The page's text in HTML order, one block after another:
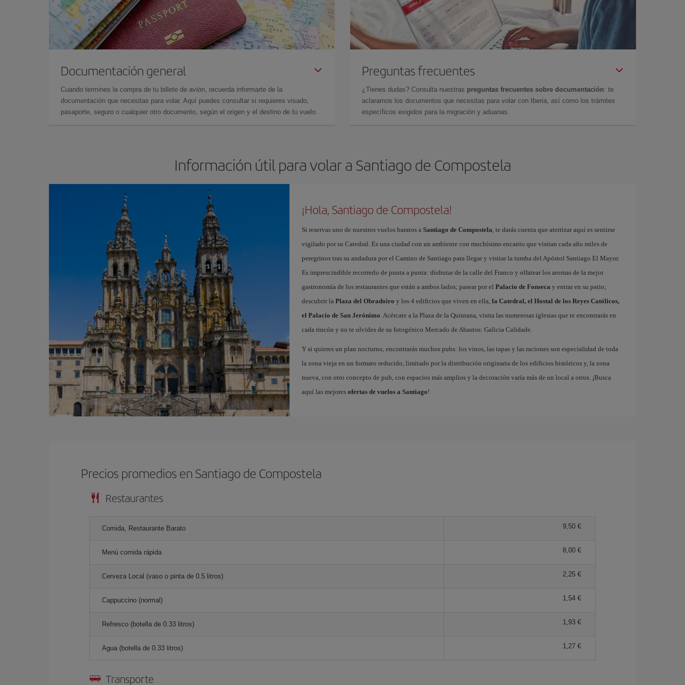
Documentación general
Cuando termines la compra de tu billete de avión, recuerda informarte de la
documentación que necesitas para volar. Aquí puedes consultar si requieres visado,
pasaporte, seguro o cualquier otro documento, según el origen y el destino de tu vuelo.
Preguntas frecuentes
¿Tienes dudas? Consulta nuestras preguntas frecuentes sobre documentación: te
aclaramos los documentos que necesitas para volar con Iberia, así como los trámites
específicos exigidos para la migración y aduanas.
Información útil para volar a Santiago de Compostela
¡Hola, Santiago de Compostela!
Si reservas uno de nuestros vuelos baratos a Santiago de Compostela, te darás cuenta que aterrizar aquí es sentirse
vigilado por su Catedral. Es una ciudad con un ambiente con muchísimo encanto que visitan cada año miles de
peregrinos tras su andadura por el Camino de Santiago para llegar y visitar la tumba del Apóstol Santiago El Mayor.
Es imprescindible recorrerlo de punta a punta: disfrutar de la calle del Franco y olfatear los aromas de la mejor
gastronomía de los restaurantes que están a ambos lados; pasear por el Palacio de Fonseca y entrar en su patio;
descubrir la Plaza del Obradoiro y los 4 edificios que viven en ella, la Catedral, el Hostal de los Reyes Católicos,
el Palacio de San Jerónimo. Acércate a la Plaza de la Quintana, visita las numerosas iglesias que te encontrarás en
cada rincón y no te olvides de su fotogénico Mercado de Abastos: Galicia Calidade.
Y si quieres un plan nocturno, encontrarás muchos pubs: los vinos, las tapas y las raciones son especialidad de toda
la zona vieja en un formato reducido, limitado por la distribución originaria de los edificios históricos y, la zona
nueva, con otro concepto de pub, con espacios más amplios y la decoración varía más de un local a otros. ¡Busca
aquí las mejores ofertas de vuelos a Santiago!
Precios promedios en Santiago de Compostela
Restaurantes
Comida, Restaurante Barato 9,50 €
Menú comida rápida 8,00 €
Cerveza Local (vaso o pinta de 0.5 litros) 2,25 €
Cappuccino (normal) 1,54 €
Refresco (botella de 0.33 litros) 1,93 €
Agua (botella de 0.33 litros) 1,27 €
Transporte